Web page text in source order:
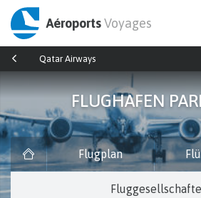
AéroportsVoyages
Qatar Airways
FLUGHAFEN
Flugplan